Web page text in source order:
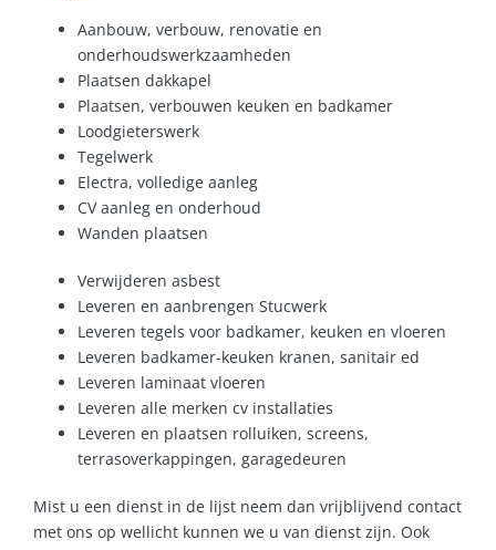
Aanbouw, verbouw, renovatie en
onderhoudswerkzaamheden
Plaatsen dakkapel
Plaatsen, verbouwen keuken en badkamer
Loodgieterswerk
Tegelwerk
Electra, volledige aanleg
CV aanleg en onderhoud
Wanden plaatsen
Verwijderen asbest
Leveren en aanbrengen Stucwerk
Leveren tegels voor badkamer, keuken en vloeren
Leveren badkamer-keuken kranen, sanitair ed
Leveren laminaat vloeren
Leveren alle merken cv installaties
Leveren en plaatsen rolluiken, screens,
terrasoverkappingen, garagedeuren
Mist u een dienst in de lijst neem dan vrijblijvend contact
met ons op wellicht kunnen we u van dienst zijn. Ook